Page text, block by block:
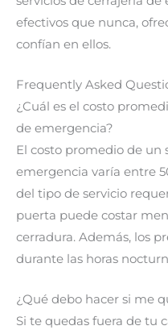
efectivos que nunca,
confían en ellos.
Frequently Asked
¿Cuál es el costo
de emergencia?
El costo promedio de un
emergencia varía entre
del tipo de servicio
puerta puede costar
cerradura. Además, los
durante las horas
¿Qué debo hacer si me
Si te quedas fuera de tu